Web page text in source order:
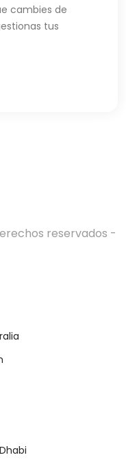
cambies de
tus
reservados -